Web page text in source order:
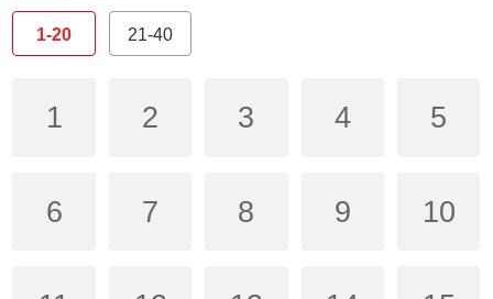
1-20 21-40
1 2 3 4 5
6 7 8 9 10